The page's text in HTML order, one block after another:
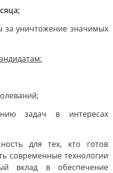
за уничтожение значимых
задач в интересах
для тех, кто готов
современные технологии
вклад в обеспечение